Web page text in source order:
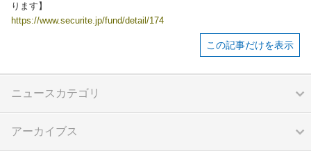
ります】
https://www.securite.jp/fund/detail/174
この記事だけを表示
ニュースカテゴリ
アーカイブス